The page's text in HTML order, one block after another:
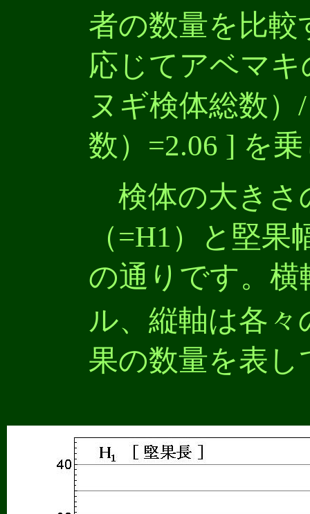
者の数量を比
応じてアベマ
ヌギ検体総数
数）=2.06 ] を
検体の大きさ
（=H1）と堅果
の通りです。横
ル、縦軸は各
果の数量を表し